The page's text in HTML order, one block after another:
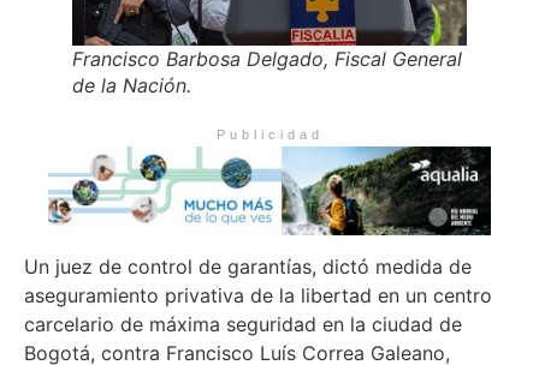
Francisco Barbosa Delgado, Fiscal General
de la Nación.
Publicidad
Un juez de control de garantías, dictó medida de
aseguramiento privativa de la libertad en un centro
carcelario de máxima seguridad en la ciudad de
Bogotá, contra Francisco Luís Correa Galeano,